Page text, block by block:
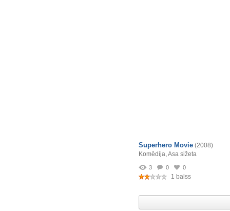
Superhero Movie (2008)
Komēdija,Asa sižeta
3 0 0
1 balss